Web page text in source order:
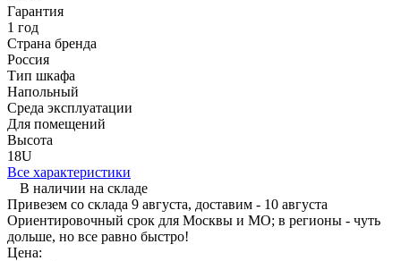
Гарантия
1 год
Страна бренда
Россия
Тип шкафа
Напольный
Среда эксплуатации
Для помещений
Высота
18U
Все характеристики
В наличии на складе
Привезем со склада 9 августа, доставим - 10 августа
Ориентировочный срок для Москвы и МО; в регионы - чуть
дольше, но все равно быстро!
Цена: